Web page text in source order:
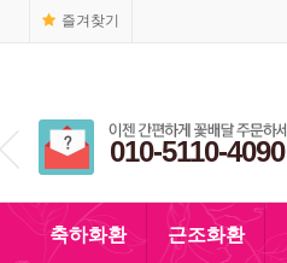
즐겨찾기
010-5110-4090
축하화환 근조화환